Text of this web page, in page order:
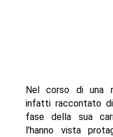
Nel corso di una
infatti raccontato di
fase della sua
l’hanno vista